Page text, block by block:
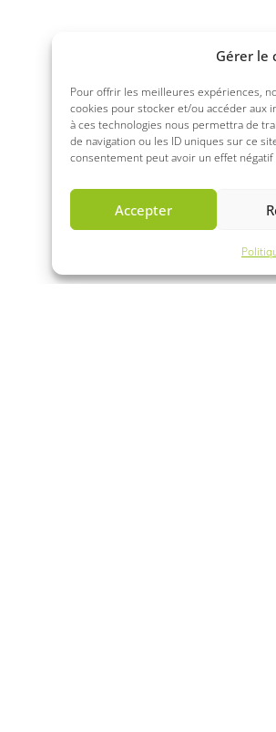
Gérer le
Pour offrir les meilleures expériences,
cookies pour stocker et/ou accéder aux
à ces technologies nous permettra de
de navigation ou les ID uniques sur ce
consentement peut avoir un effet
Accepter